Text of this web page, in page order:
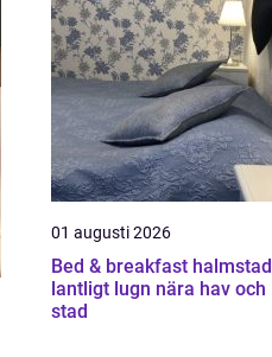
01 augusti 2026
Bed & breakfast halmstad
lantligt lugn nära hav och
stad